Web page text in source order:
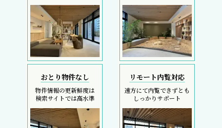
おとり物件なし
物件情報の更新鮮度は
検索サイトでは高水準
リモート内覧対応
遠方にて内覧できずとも
しっかりサポート